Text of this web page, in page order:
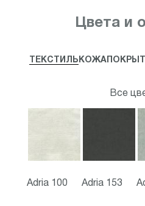
Цвета и
ТЕКСТИЛЬ КОЖА
Все
Adria 100 Adria 153